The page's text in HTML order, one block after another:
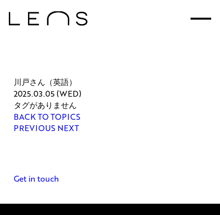
川戸さん（英語）
2025.03.05 (WED)
タグがありません
BACK TO TOPICS
PREVIOUS NEXT
Get in touch